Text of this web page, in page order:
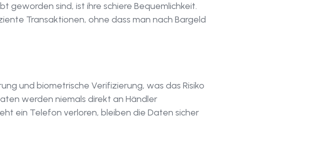
geworden sind, ist ihre schiere Bequemlichkeit.
Transaktionen, ohne dass man nach Bargeld
und biometrische Verifizierung, was das Risiko
werden niemals direkt an Händler
ein Telefon verloren, bleiben die Daten sicher